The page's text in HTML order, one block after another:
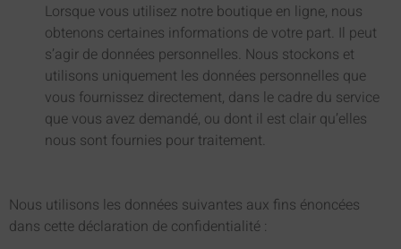
Lorsque vous utilisez notre boutique en ligne, nous
obtenons certaines informations de votre part. Il peut
s’agir de données personnelles. Nous stockons et
utilisons uniquement les données personnelles que
vous fournissez directement, dans le cadre du service
que vous avez demandé, ou dont il est clair qu’elles
nous sont fournies pour traitement.
Nous utilisons les données suivantes aux fins énoncées
dans cette déclaration de confidentialité :